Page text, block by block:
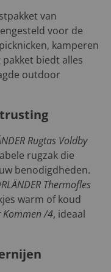
van
voor de
kamperen
biedt alles
outdoor
Rugtas Voldby
rugzak die
benodigdheden.
Thermofles
warm of koud
Kommen /4, ideaal